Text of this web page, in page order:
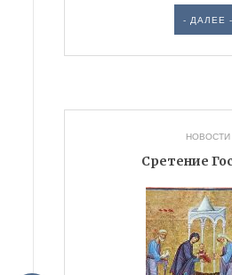
- ДАЛЕЕ -
НОВОСТИ
Сретение